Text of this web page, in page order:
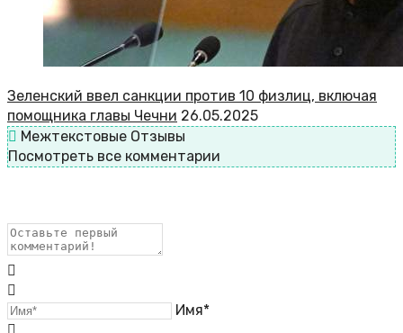
Зеленский ввел санкции против 10 физлиц, включая
помощника главы Чечни 26.05.2025
Межтекстовые Отзывы
Посмотреть все комментарии
Имя*